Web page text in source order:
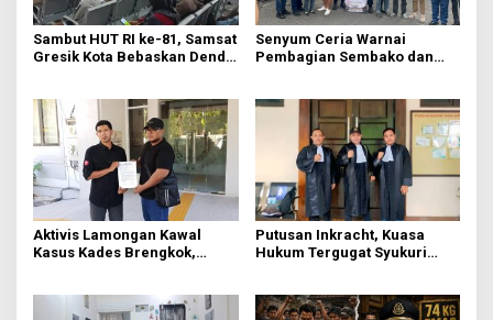
Sambut HUT RI ke-81, Samsat
Gresik Kota Bebaskan Denda
Senyum Ceria Warnai
Pembagian Sembako dan
Aktivis Lamongan Kawal
Kasus Kades Brengkok,
Putusan Inkracht, Kuasa
Hukum Tergugat Syukuri